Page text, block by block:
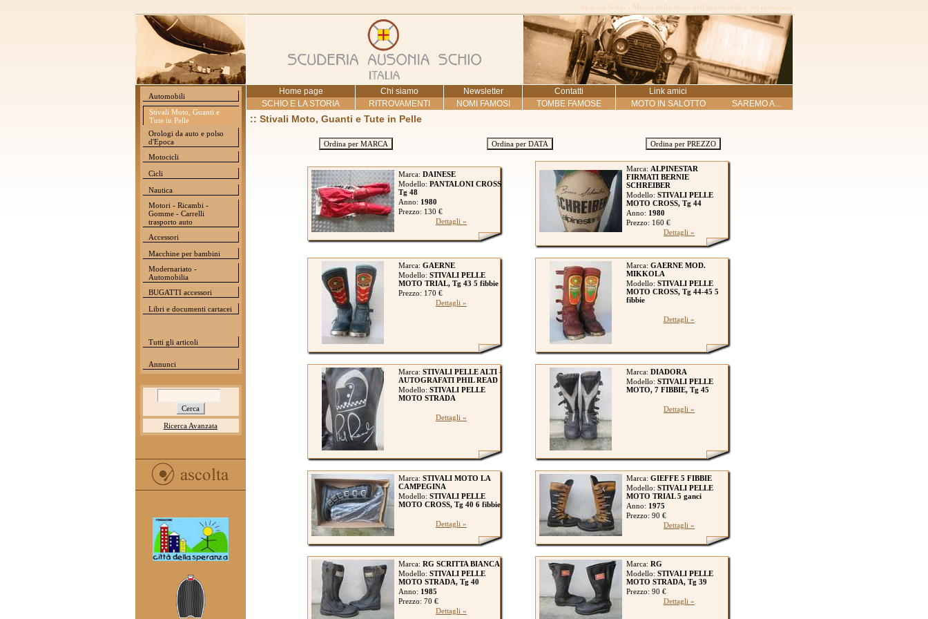
Ausonia Schio - Museo della storia dell'automobile e del motociclo
Automobili
Stivali Moto, Guanti e
Tute in Pelle
Orologi da auto e polso
d'Epoca
Motocicli
Cicli
Nautica
Motori - Ricambi -
Gomme - Carrelli
trasporto auto
Accessori
Macchine per bambini
Modernariato -
Automobilia
BUGATTI accessori
Libri e documenti cartacei
Tutti gli articoli
Annunci
Ricerca Avanzata
Home page Chi siamo Newsletter Contatti
Link amici
SCHIO E LA STORIA
RITROVAMENTI NOMI FAMOSI TOMBE FAMOSE MOTO IN SALOTTO SAREMO A...
:: Stivali Moto, Guanti e Tute in Pelle
Ordina per MARCA Ordina per DATA Ordina per PREZZO
Marca: DAINESE
Modello: PANTALONI CROSS
Tg 48
Anno: 1980
Prezzo: 130 €
Dettagli »
Marca: ALPINESTAR
FIRMATI BERNIE
SCHREIBER
Modello: STIVALI PELLE
MOTO CROSS, Tg 44
Anno: 1980
Prezzo: 160 €
Dettagli »
Marca: GAERNE
Modello: STIVALI PELLE
MOTO TRIAL, Tg 43 5 fibbie
Prezzo: 170 €
Dettagli »
Marca: GAERNE MOD.
MIKKOLA
Modello: STIVALI PELLE
MOTO CROSS, Tg 44-45 5
fibbie
Dettagli »
Marca: STIVALI PELLE ALTI -
AUTOGRAFATI PHIL READ
Modello: STIVALI PELLE
MOTO STRADA
Dettagli »
Marca: DIADORA
Modello: STIVALI PELLE
MOTO, 7 FIBBIE, Tg 45
Dettagli »
Marca: STIVALI MOTO LA
CAMPEGINA
Modello: STIVALI PELLE
MOTO CROSS, Tg 40 6 fibbie
Dettagli »
Marca: GIEFFE 5 FIBBIE
Modello: STIVALI PELLE
MOTO TRIAL 5 ganci
Anno: 1975
Prezzo: 90 €
Dettagli »
Marca: RG SCRITTA BIANCA
Modello: STIVALI PELLE
MOTO STRADA, Tg 40
Anno: 1985
Prezzo: 70 €
Dettagli »
Marca: RG
Modello: STIVALI PELLE
MOTO STRADA, Tg 39
Prezzo: 90 €
Dettagli »